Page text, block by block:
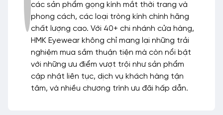
các sản phẩm gọng kính mắt thời trang và
phong cách, các loại tròng kính chính hãng
chất lượng cao. Với 40+ chi nhánh cửa hàng,
HMK Eyewear không chỉ mang lại những trải
nghiệm mua sắm thuận tiện mà còn nổi bật
với những ưu điểm vượt trội như sản phẩm
cập nhật liên tục, dịch vụ khách hàng tận
tâm, và nhiều chương trình ưu đãi hấp dẫn.